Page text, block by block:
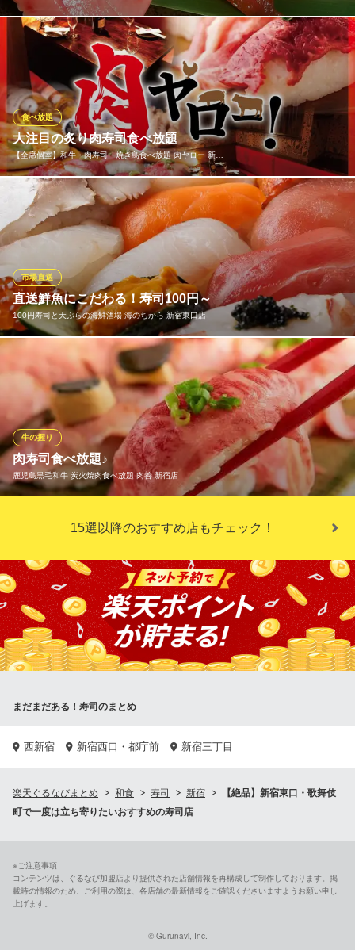
こだわりの旨魚と寿司
ＪＲ新宿駅 徒歩3分
東京都新宿区新宿3-31-6
当店の自慢は赤酢を使用したまろやかな酸味と薫り高い甘味が特
徴の赤シャリ。 寿司は1貫150円～、マグロや鰻などを含む鮨5種
盛りは980円と、リーズナブルなお値段ながら、ネタは大きく、分
厚くカットし、高級感を感じていただける本格派の寿司を提供い
たします。
すし酒場 すさび湯 歌舞伎町店
関西で話題のすし酒場
京王新線新宿駅 徒歩3分
東京都新宿区歌舞伎町1-6-6
大注目の炙り肉寿司食べ放題
【全席個室】和牛・肉寿司・焼き鳥食べ放題 肉ヤロー 新…
食べ放題
メディアでも注目の肉寿司がすべて食べ放題でご堪能いただける
ボリューム満点の宴会コースをご用意！お肉の種類も味付けも
様々な肉すし、ぜひともお好きな肉すしをお好きなだけお召し上
がりください！他にも前菜からおつまみ、ご飯物にデザートまで
付いたコスパ抜群の食べ放題コース！肉寿司食べ放題＆飲み放題2
500円～！
【全席個室】和牛・肉寿司・焼き鳥食べ放題 肉ヤロー 新宿
新宿×寛ぎ個室居酒屋
ＪＲ新宿駅 徒歩2分
東京都新宿区歌舞伎町1-15-8 ウイングスビル2F
直送鮮魚にこだわる！寿司100円～
100円寿司と天ぷらの海鮮酒場 海のちから 新宿東口店
市場直送
種類豊富な寿司ネタは40種類以上。100円より提供。市場より毎
朝新鮮なものを仕入れておりますので、どのお魚も美味しく楽し
めます。一貫づついろいろな味をお楽しみください。※仕入れ状況
により、内容が変わる場合がございます。皆さまお酒を片手につ
まんでください。全国各地から取り寄せた日本酒との相性も抜群
です。
100円寿司と天ぷらの海鮮酒場 海のちから 新宿東口店
西武新宿線西武新宿駅 徒歩2分
東京都新宿区歌舞伎町1-18-7 新宿第一ビル
肉寿司食べ放題♪
鹿児島黒毛和牛 炭火焼肉食べ放題 肉善 新宿店
牛の握り
大人気の【肉寿司】を追加可能♪焼肉＆肉寿司をお腹を満たすも良
し！お好きな形の食べ放題をお選び頂けます。
鹿児島黒毛和牛 炭火焼肉食べ放題 肉善 新宿店
焼肉×個室×食べ放題
西武新宿線西武新宿駅 徒歩1分
東京都新宿区歌舞伎町1-22-6 富士ビル1F
15選以降のおすすめ店もチェック！
まだまだある！寿司のまとめ
西新宿 新宿西口・都庁前 新宿三丁目
楽天ぐるなびまとめ 和食 寿司 新宿
【絶品】新宿東口・歌舞伎
町で一度は立ち寄りたいおすすめの寿司店
※ご注意事項
コンテンツは、ぐるなび加盟店より提供された店舗情報を再構成して制作しております。掲
載時の情報のため、ご利用の際は、各店舗の最新情報をご確認くださいますようお願い申し
上げます。
© Gurunavi, Inc.